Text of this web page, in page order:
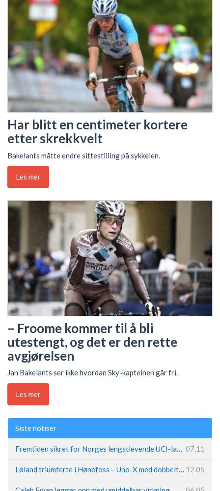
Har blitt en centimeter kortere
etter skrekkvelt
Bakelants måtte endre sittestilling på sykkelen.
Les mer
– Froome kommer til å bli
utestengt, og det er den rette
avgjørelsen
Jan Bakelants ser ikke hvordan Sky-kapteinen går fri.
Les mer
Siste notiser
Fremtiden sikret for Norges lengstlevende UCI-lag – Kristoff trer inn i sentral rolle 07.11
Løland triumferte i Hønefoss – Uno-X med dobbeltslag på hjemmebane 12.05